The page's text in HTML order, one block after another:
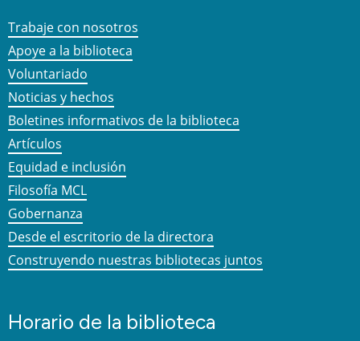
Trabaje con nosotros
Apoye a la biblioteca
Voluntariado
Noticias y hechos
Boletines informativos de la biblioteca
Artículos
Equidad e inclusión
Filosofía MCL
Gobernanza
Desde el escritorio de la directora
Construyendo nuestras bibliotecas juntos
Horario de la biblioteca